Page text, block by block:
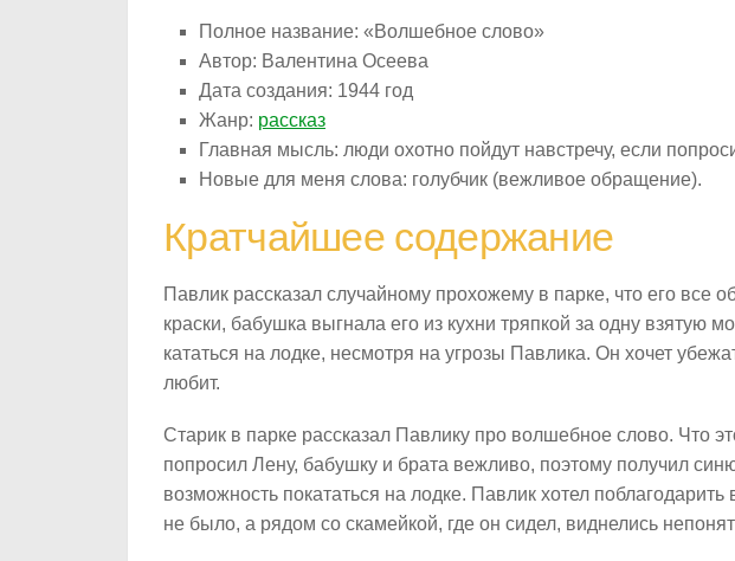
Полное название: «Волшебное слово»
Автор: Валентина Осеева
Дата создания: 1944 год
Жанр: рассказ
Главная мысль: люди охотно пойдут навстречу, если
Новые для меня слова: голубчик (вежливое обращение).
Кратчайшее содержание
Павлик рассказал случайному прохожему в парке, что его все
краски, бабушка выгнала его из кухни тряпкой за одну взятую
кататься на лодке, несмотря на угрозы Павлика. Он хочет
любит.
Старик в парке рассказал Павлику про волшебное слово. Что
попросил Лену, бабушку и брата вежливо, поэтому получил
возможность покататься на лодке. Павлик хотел
не было, а рядом со скамейкой, где он сидел, виднелись